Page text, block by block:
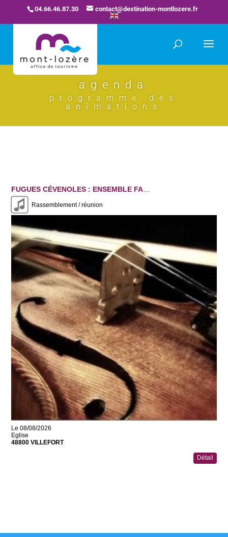
04.66.46.87.30 contact@destination-montlozere.fr
agenda
programme des
animations